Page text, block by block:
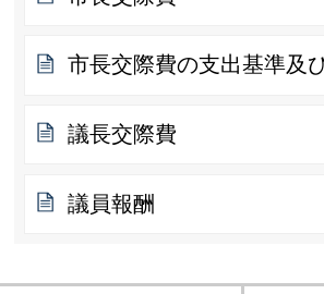
市長交際費の支出基準及
議長交際費
議員報酬